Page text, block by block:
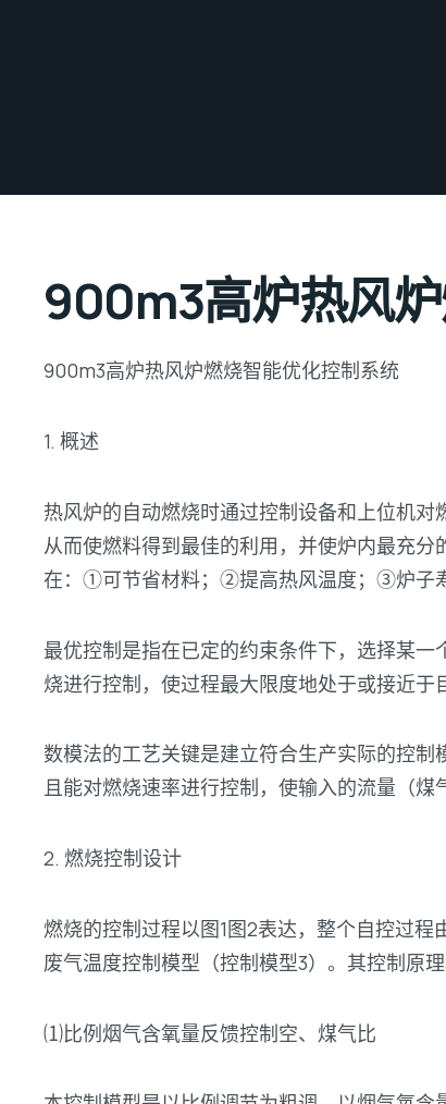
900m3高炉热风
900m3高炉热风炉燃烧智能优化控制系统
1. 概述
热风炉的自动燃烧时通过控制设备和上位机对
从而使燃料得到最佳的利用，并使炉内最充
在：①可节省材料；②提高热风温度；③炉子
最优控制是指在已定的约束条件下，选择某
烧进行控制，使过程最大限度地处于或接近于
数模法的工艺关键是建立符合生产实际的控
且能对燃烧速率进行控制，使输入的流量（煤
2. 燃烧控制设计
燃烧的控制过程以图1图2表达，整个自控过
废气温度控制模型（控制模型3）。其控制原理
⑴比例烟气含氧量反馈控制空、煤气比